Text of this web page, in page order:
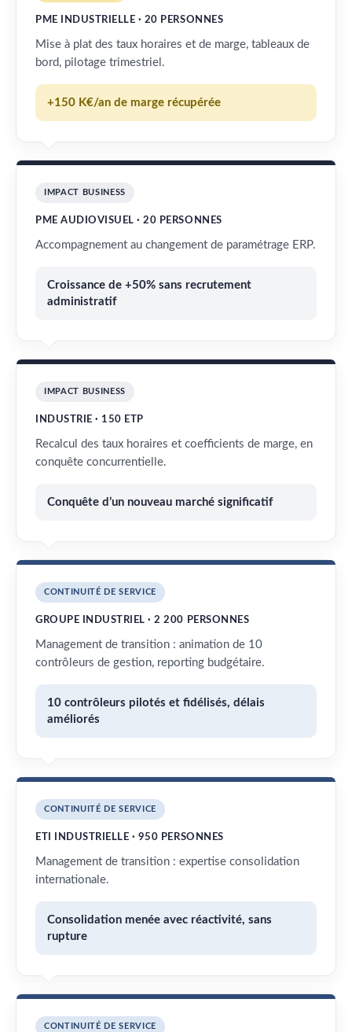
PME INDUSTRIELLE · 20 PERSONNES
Mise à plat des taux horaires et de marge, tableaux de
bord, pilotage trimestriel.
+150 K€/an de marge récupérée
IMPACT BUSINESS
PME AUDIOVISUEL · 20 PERSONNES
Accompagnement au changement de paramétrage ERP.
Croissance de +50% sans recrutement
administratif
IMPACT BUSINESS
INDUSTRIE · 150 ETP
Recalcul des taux horaires et coefficients de marge, en
conquête concurrentielle.
Conquête d’un nouveau marché significatif
CONTINUITÉ DE SERVICE
GROUPE INDUSTRIEL · 2 200 PERSONNES
Management de transition : animation de 10
contrôleurs de gestion, reporting budgétaire.
10 contrôleurs pilotés et fidélisés, délais
améliorés
CONTINUITÉ DE SERVICE
ETI INDUSTRIELLE · 950 PERSONNES
Management de transition : expertise consolidation
internationale.
Consolidation menée avec réactivité, sans
rupture
CONTINUITÉ DE SERVICE